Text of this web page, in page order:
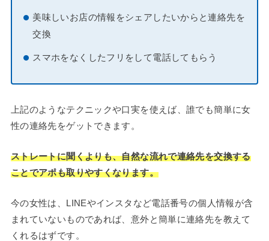
美味しいお店の情報をシェアしたいからと連絡先を
交換
スマホをなくしたフリをして電話してもらう
上記のようなテクニックや口実を使えば、誰でも簡単に女
性の連絡先をゲットできます。
ストレートに聞くよりも、自然な流れで連絡先を交換する
ことでアポも取りやすくなります。
今の女性は、LINEやインスタなど電話番号の個人情報が含
まれていないものであれば、意外と簡単に連絡先を教えて
くれるはずです。